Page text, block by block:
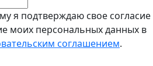
я подтверждаю свое согласие
моих персональных данных в
соглашением.